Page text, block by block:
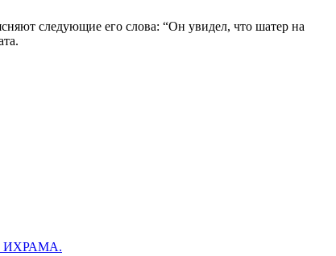
следующие его слова: “Он увидел, что шатер на
ИХРАМА.